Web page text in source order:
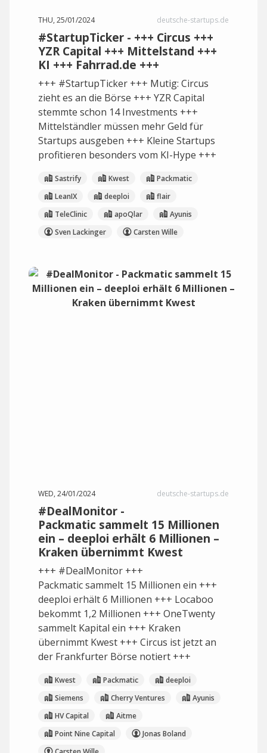
THU, 25/01/2024 deutsche-startups.de
#StartupTicker - +++ Circus +++
YZR Capital +++ Mittelstand +++
KI +++ Fahrrad.de +++
+++ #StartupTicker +++ Mutig: Circus
zieht es an die Börse +++ YZR Capital
stemmte schon 14 Investments +++
Mittelständler müssen mehr Geld für
Startups ausgeben +++ Kleine Startups
profitieren besonders vom KI-Hype +++
Sastrify Kwest
Packmatic
LeanIX
deeploi
flair
TeleClinic
apoQlar
Ayunis
Sven Lackinger
Carsten Wille
WED, 24/01/2024 deutsche-startups.de
#DealMonitor -
Packmatic sammelt 15 Millionen
ein – deeploi erhält 6 Millionen –
Kraken übernimmt Kwest
+++ #DealMonitor +++
Packmatic sammelt 15 Millionen ein +++
deeploi erhält 6 Millionen +++ Locaboo
bekommt 1,2 Millionen +++ OneTwenty
sammelt Kapital ein +++ Kraken
übernimmt Kwest +++ Circus ist jetzt an
der Frankfurter Börse notiert +++
Kwest Packmatic
deeploi
Siemens
Cherry Ventures
Ayunis
HV Capital
Aitme
Point Nine Capital
Jonas Boland